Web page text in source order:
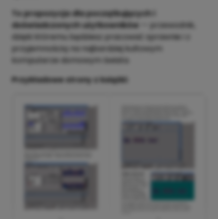
To propozycja dla początkujących i
doświadczonych użytkowników — przewodnik,
dzięki któremu będziesz pracować sprawnie i z
przyjemnością na najbardziej kultowym
komputerze domowym świata.
Przykładowe strony z książki: